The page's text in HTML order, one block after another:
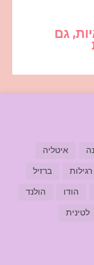
גם
איטליה
ברזיל
הודו
הולנד
לטינית